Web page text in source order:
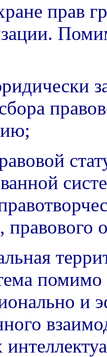
прав
правового
и